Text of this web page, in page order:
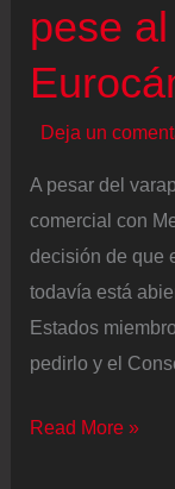
pese
Deja un
A pesar del
comercial con
decisión de que
todavía está
Estados
pedirlo y el
La
Read More »